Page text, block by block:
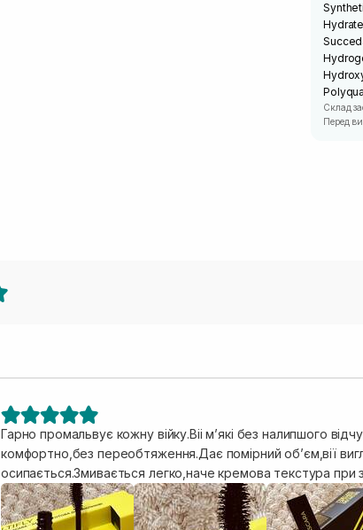
Склад
Перед
Гарно промальвує кожну війку.Віі мʼякі без налипшого
комфортно,без переобтяження.Дає помірний обʼєм,вії
осипається.Змивається легко,наче кремова текстура при